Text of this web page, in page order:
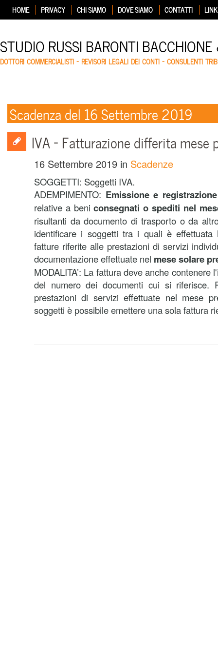
HOME PRIVACY CHI SIAMO DOVE SIAMO CONTATTI LINK
STUDIO RUSSI BARONTI
DOTTORI COMMERCIALISTI – REVISORI LEGALI DEI CONTI – CONSULENTI
Scadenza del 16 Settembre 2019
IVA – Fatturazione differita mese
16 Settembre 2019 in Scadenze
SOGGETTI: Soggetti IVA.
ADEMPIMENTO: Emissione e
relative a beniconsegnati o spediti nel
risultanti da documento di trasporto o da
identificare i soggetti tra i quali è effettuata
fatture riferite alle prestazioni di servizi
documentazione effettuate nel mese solare
MODALITA’: La fattura deve anche contenere
del numero dei documenti cui si riferisce.
prestazioni di servizi effettuate nel mese
soggetti è possibile emettere una sola fattura